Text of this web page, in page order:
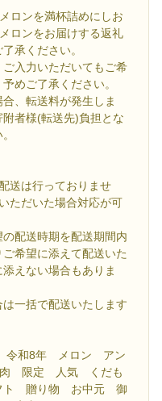
ロンを満杯詰めにしお
ロンをお届けする返礼
承ください。
入力いただいてもご希
めご了承ください。
、転送料が発生しま
者様(転送先)負担とな
送は行っておりませ
ただいた場合対応が可
配送時期を配送期間内
希望に添えて配送いた
えない場合もありま
一括で配送いたします
和8年 メロン アン
限定 人気 くだも
贈り物 お中元 御